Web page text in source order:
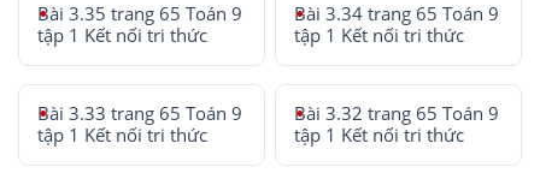
Bài 3.35 trang 65 Toán 9
tập 1 Kết nối tri thức
Bài 3.34 trang 65 Toán 9
tập 1 Kết nối tri thức
Bài 3.33 trang 65 Toán 9
tập 1 Kết nối tri thức
Bài 3.32 trang 65 Toán 9
tập 1 Kết nối tri thức